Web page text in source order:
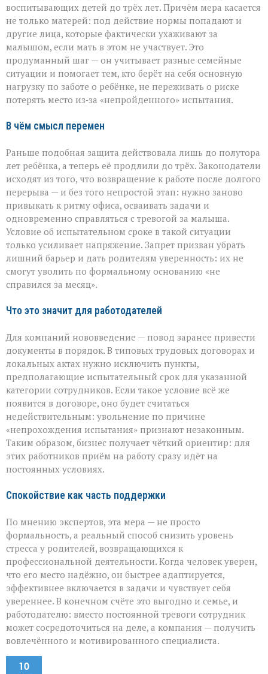
воспитывающих детей до трёх лет. Причём мера касается
не только матерей: под действие нормы попадают и
другие лица, которые фактически ухаживают за
малышом, если мать в этом не участвует. Это
продуманный шаг — он учитывает разные семейные
ситуации и помогает тем, кто берёт на себя основную
нагрузку по заботе о ребёнке, не переживать о риске
потерять место из‑за «непройденного» испытания.
В чём смысл перемен
Раньше подобная защита действовала лишь до полутора
лет ребёнка, а теперь её продлили до трёх. Законодатели
исходят из того, что возвращение к работе после долгого
перерыва — и без того непростой этап: нужно заново
привыкать к ритму офиса, осваивать задачи и
одновременно справляться с тревогой за малыша.
Условие об испытательном сроке в такой ситуации
только усиливает напряжение. Запрет призван убрать
лишний барьер и дать родителям уверенность: их не
смогут уволить по формальному основанию «не
справился за месяц».
Что это значит для работодателей
Для компаний нововведение — повод заранее привести
документы в порядок. В типовых трудовых договорах и
локальных актах нужно исключить пункты,
предполагающие испытательный срок для указанной
категории сотрудников. Если такое условие всё же
появится в договоре, оно будет считаться
недействительным: увольнение по причине
«непрохождения испытания» признают незаконным.
Таким образом, бизнес получает чёткий ориентир: для
этих работников приём на работу сразу идёт на
постоянных условиях.
Спокойствие как часть поддержки
По мнению экспертов, эта мера — не просто
формальность, а реальный способ снизить уровень
стресса у родителей, возвращающихся к
профессиональной деятельности. Когда человек уверен,
что его место надёжно, он быстрее адаптируется,
эффективнее включается в задачи и чувствует себя
увереннее. В конечном счёте это выгодно и семье, и
работодателю: вместо постоянной тревоги сотрудник
может сосредоточиться на деле, а компания — получить
вовлечённого и мотивированного специалиста.
10